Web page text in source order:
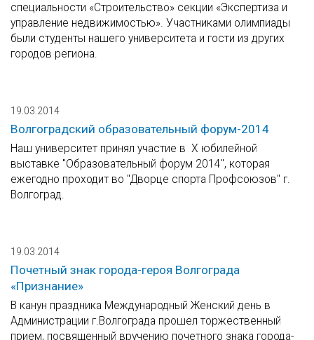
специальности «Строительство» секции «Экспертиза и
управление недвижимостью». Участниками олимпиады
были студенты нашего университета и гости из других
городов региона.
19.03.2014
Волгоградский образовательный форум-2014
Наш университет принял участие в Х юбилейной
выставке "Образовательный форум 2014", которая
ежегодно проходит во "Дворце спорта Профсоюзов" г.
Волгоград.
19.03.2014
Почетный знак города-героя Волгограда
«Признание»
В канун праздника Международный Женский день в
Администрации г.Волгограда прошел торжественный
прием, посвященный вручению почетного знака города-